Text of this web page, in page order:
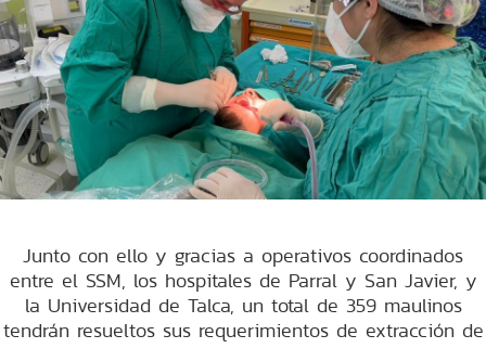
Junto con ello y gracias a operativos coordinados
entre el SSM, los hospitales de Parral y San Javier, y
la Universidad de Talca, un total de 359 maulinos
tendrán resueltos sus requerimientos de extracción de